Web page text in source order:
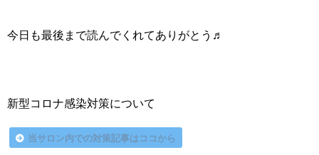
今日も最後まで読んでくれてありがとう♬
新型コロナ感染対策について
当サロン内での対策記事はココから